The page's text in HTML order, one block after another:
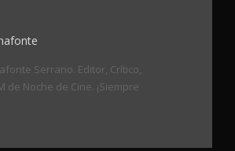
Serrano. Editor, Crítico,
de Noche de Cine. ¡Siempre